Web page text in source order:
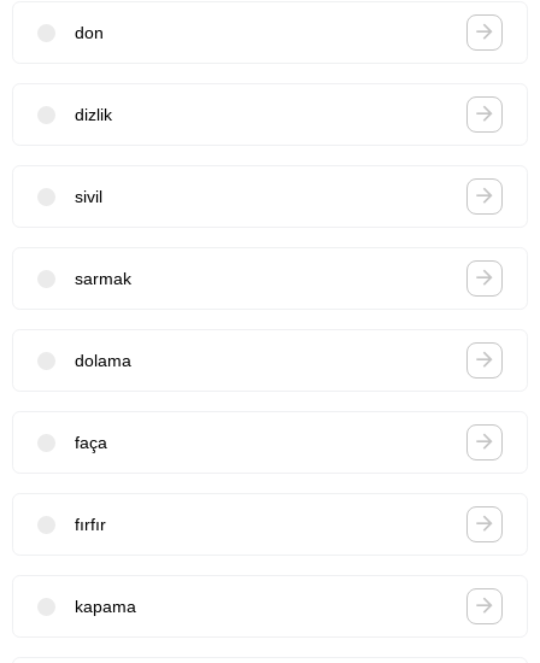
don
dizlik
sivil
sarmak
dolama
faça
fırfır
kapama